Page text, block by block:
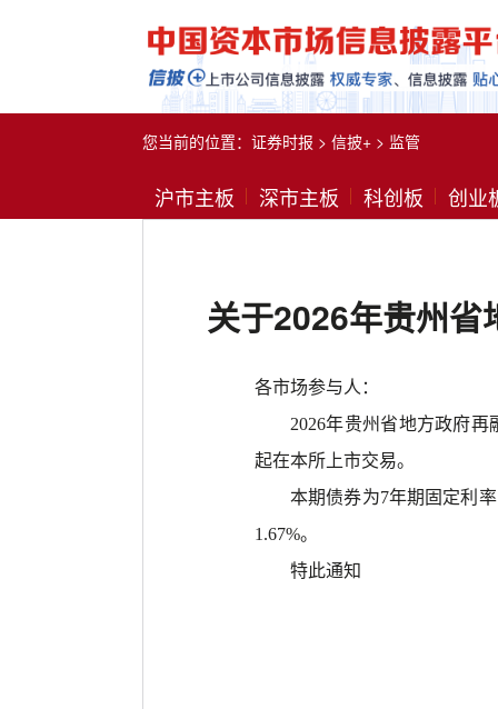
您当前的位置： 证券时报 > 信披+ > 监管
沪市主板 深市主板 科创板 创业
关于2026年贵州
各市场参与人：
2026年贵州省地方政府
起在本所上市交易。
本期债券为7年期固定利
1.67%。
特此通知